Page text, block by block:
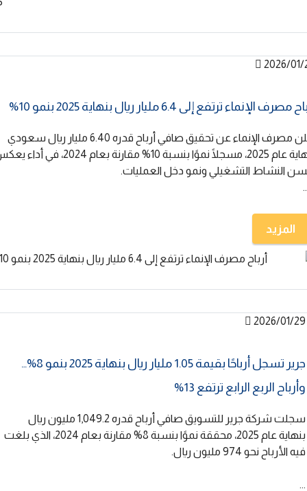
2026/01/29
جرير تسجل أرباحًا بقيمة 1.05 مليار ريال بنهاية 2025 بنمو 8%…
وأرباح الربع الرابع ترتفع 13%
سجلت شركة جرير للتسويق صافي أرباح قدره 1,049.2 مليون ريال
بنهاية عام 2025، محققة نموًا بنسبة 8% مقارنة بعام 2024، الذي بلغت
فيه الأرباح نحو 974 مليون ريال.
...
2026/01/
مصرف الإنماء ترتفع إلى 6.4 مليار ريال بنهاية 2025 بنمو 10%
أعلن مصرف الإنماء عن تحقيق صافي أرباح قدره 6.40 مليار ريال سعودي
بنهاية عام 2025، مسجلًا نموًا بنسبة 10% مقارنة بعام 2024، في
النشاط التشغيلي ونمو دخل العمليات.
المزيد